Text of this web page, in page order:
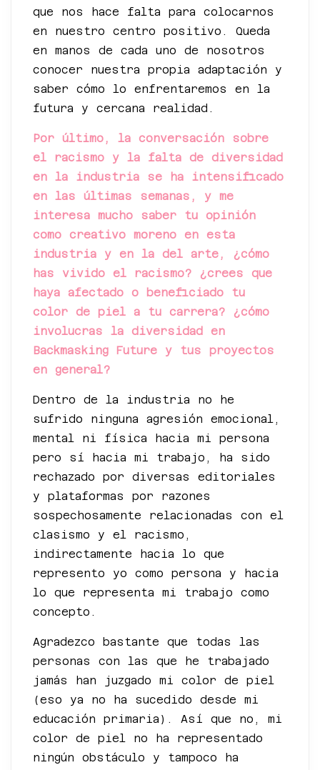
que nos hace falta para colocarnos
en nuestro centro positivo. Queda
en manos de cada uno de nosotros
conocer nuestra propia adaptación y
saber cómo lo enfrentaremos en la
futura y cercana realidad.
Por último, la conversación sobre
el racismo y la falta de diversidad
en la industria se ha intensificado
en las últimas semanas, y me
interesa mucho saber tu opinión
como creativo moreno en esta
industria y en la del arte, ¿cómo
has vivido el racismo? ¿crees que
haya afectado o beneficiado tu
color de piel a tu carrera? ¿cómo
involucras la diversidad en
Backmasking Future y tus proyectos
en general?
Dentro de la industria no he
sufrido ninguna agresión emocional,
mental ni física hacia mi persona
pero sí hacia mi trabajo, ha sido
rechazado por diversas editoriales
y plataformas por razones
sospechosamente relacionadas con el
clasismo y el racismo,
indirectamente hacia lo que
represento yo como persona y hacia
lo que representa mi trabajo como
concepto.
Agradezco bastante que todas las
personas con las que he trabajado
jamás han juzgado mi color de piel
(eso ya no ha sucedido desde mi
educación primaria). Así que no, mi
color de piel no ha representado
ningún obstáculo y tampoco ha